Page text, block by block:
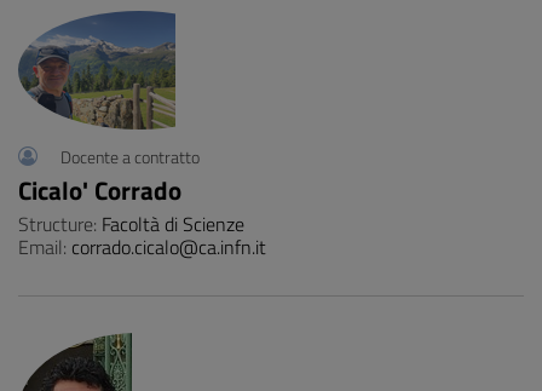
Docente a contratto
Cicalo' Corrado
Structure: Facoltà di Scienze
Email: corrado.cicalo@ca.infn.it